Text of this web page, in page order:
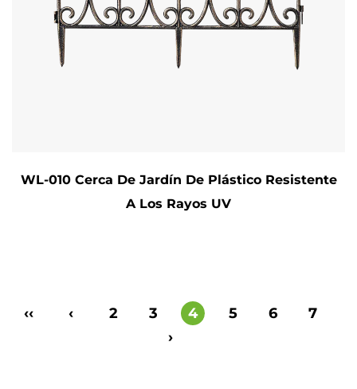
WL-010 Cerca De Jardín De Plástico Resistente
A Los Rayos UV
‹‹ ‹ 2 3 4 5 6
7
›